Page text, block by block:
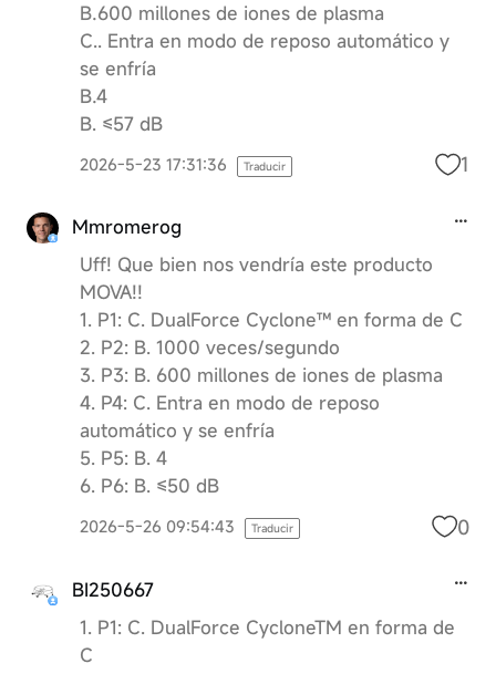
B.600 millones de iones de plasma
C.. Entra en modo de reposo automático y
se enfría
B.4
B. ≤57 dB
2026-5-23 17:31:36 Traducir 1
Mmromerog
Uff! Que bien nos vendría este producto
MOVA!!
1. P1: C. DualForce Cyclone™ en forma de C
2. P2: B. 1000 veces/segundo
3. P3: B. 600 millones de iones de plasma
4. P4: C. Entra en modo de reposo
automático y se enfría
5. P5: B. 4
6. P6: B. ≤50 dB
2026-5-26 09:54:43 Traducir 0
BI250667
1. P1: C. DualForce CycloneTM en forma de
C